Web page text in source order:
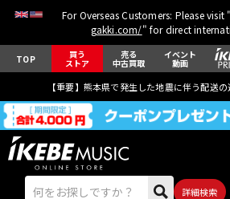
For Overseas Customers: Please visit
gakki.com/" for direct
TOP 買う
ストア
売る
中古買取
イベント
動画
【重要】熊本県で発生した地震に伴う配送
詳細検索